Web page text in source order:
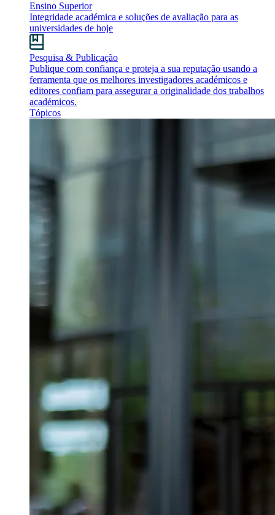
Ensino Superior
Integridade académica e soluções de avaliação para as
universidades de hoje
Pesquisa & Publicação
Publique com confiança e proteja a sua reputação usando a
ferramenta que os melhores investigadores académicos e
editores confiam para assegurar a originalidade dos trabalhos
académicos.
Tópicos